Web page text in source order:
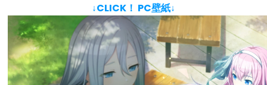
↓CLICK！ PC壁紙↓